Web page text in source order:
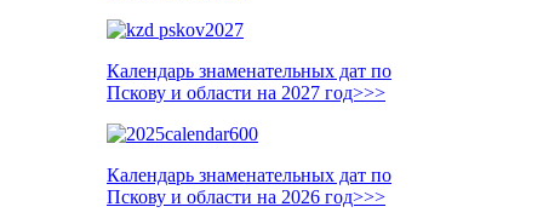
Календарь знаменательных дат по
Пскову и области на 2027 год>>>
Календарь знаменательных дат по
Пскову и области на 2026 год>>>